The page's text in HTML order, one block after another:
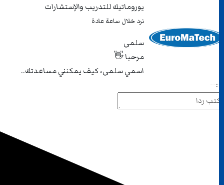
يوروماتيك للتدريب والإستشارات
نرد خلال ساعة عادة
سلمى
مرحبا 👋
اسمي سلمى، كيف يمكنني مساعدتك..
--